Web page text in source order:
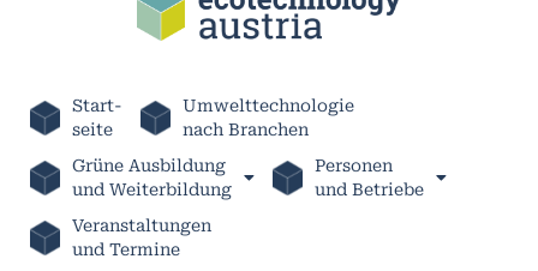
Start-
seite
Umwelttechnologie
nach Branchen
Grüne Ausbildung
und Weiterbildung
Personen
und Betriebe
Veranstaltungen
und Termine